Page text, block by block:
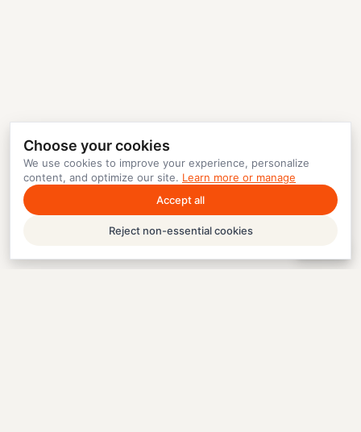
Choose your cookies
We use cookies to improve your experience, personalize
content, and optimize our site. Learn more or manage
Accept all
Reject non-essential cookies